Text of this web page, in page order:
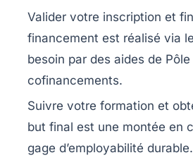
Valider votre inscription et
financement est réalisé via
besoin par des aides de
cofinancements.
Suivre votre formation et
but final est une montée en
gage d’employabilité durable.